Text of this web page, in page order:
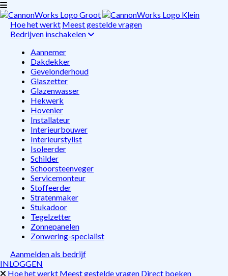
Hoe het werkt Meest gestelde vragen
Bedrijven inschakelen
Aannemer
Dakdekker
Gevelonderhoud
Glaszetter
Glazenwasser
Hekwerk
Hovenier
Installateur
Interieurbouwer
Interieurstylist
Isoleerder
Schilder
Schoorsteenveger
Servicemonteur
Stoffeerder
Stratenmaker
Stukadoor
Tegelzetter
Zonnepanelen
Zonwering-specialist
Aanmelden als bedrijf
INLOGGEN
Hoe het werkt Meest gestelde vragen Direct boeken